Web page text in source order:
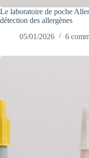
Le laboratoire de poche
détection des allergènes
05/01/2026
6